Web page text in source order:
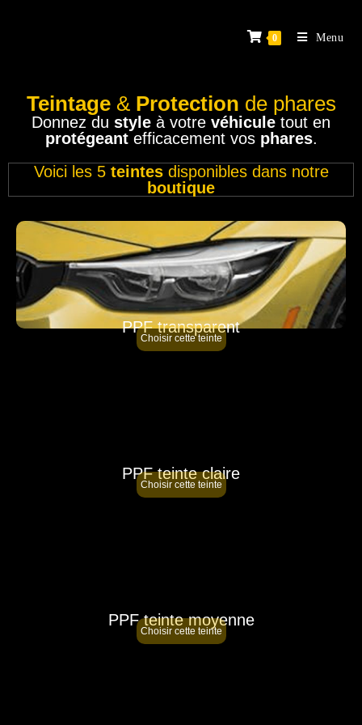
0 Menu
Teintage& Protection de phares
Donnez du style à votre véhicule tout en
protégeant efficacement vos phares.
Voici les 5 teintesdisponibles dans notre
boutique
PPF transparent
Choisir cette teinte
PPF teinte claire
Choisir cette teinte
PPF teinte moyenne
Choisir cette teinte